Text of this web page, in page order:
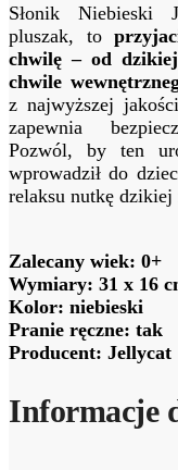
Słonik
pluszak, to
chwilę – od
chwile
z najwyższej
zapewnia
Pozwól, by ten
wprowadził do
relaksu nutkę
Zalecany wiek: 0+
Wymiary: 31 x 16
Kolor: niebieski
Pranie ręczne: tak
Producent: Jellycat
Informacje